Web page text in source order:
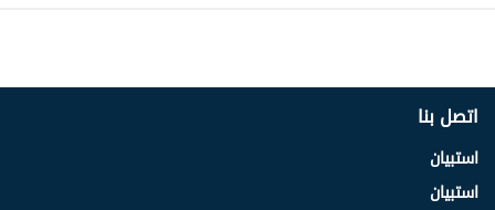
اتصل بنا
استبيان
استبيان